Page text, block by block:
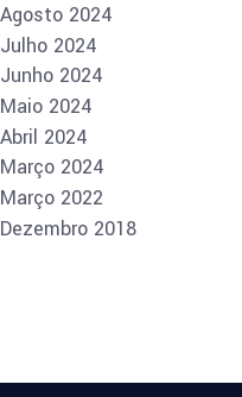
Agosto 2024
Julho 2024
Junho 2024
Maio 2024
Abril 2024
Março 2024
Março 2022
Dezembro 2018